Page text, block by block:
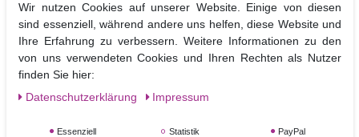
Angesehene Produkte
NEUHEIT
Wir nutzen Cookies auf unserer Website. Einige von diesen
sind essenziell, während andere uns helfen, diese Website und
Ihre Erfahrung zu verbessern. Weitere Informationen zu den
von uns verwendeten Cookies und Ihren Rechten als Nutzer
finden Sie hier:
Daten­schutz­erklärung
Impressum
Essenziell Statistik PayPal